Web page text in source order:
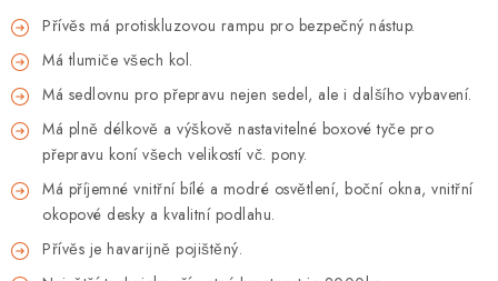
Přívěs má protiskluzovou rampu pro bezpečný nástup.
Má tlumiče všech kol.
Má sedlovnu pro přepravu nejen sedel, ale i dalšího vybavení.
Má plně délkově a výškově nastavitelné boxové tyče pro
přepravu koní všech velikostí vč. pony.
Má příjemné vnitřní bílé a modré osvětlení, boční okna, vnitřní
okopové desky a kvalitní podlahu.
Přívěs je havarijně pojištěný.